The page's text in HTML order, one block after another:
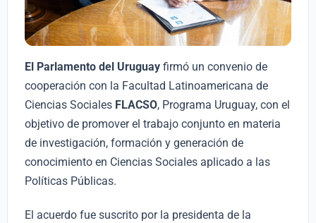
El Parlamento del Uruguay firmó un convenio de
cooperación con la Facultad Latinoamericana de
Ciencias Sociales FLACSO, Programa Uruguay, con el
objetivo de promover el trabajo conjunto en materia
de investigación, formación y generación de
conocimiento en Ciencias Sociales aplicado a las
Políticas Públicas.
El acuerdo fue suscrito por la presidenta de la